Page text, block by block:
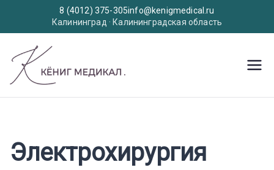
8 (4012) 375-305info@kenigmedical.ru
Калининград · Калининградская область
содержимому
Медицинское оборудование
Электрохирургия